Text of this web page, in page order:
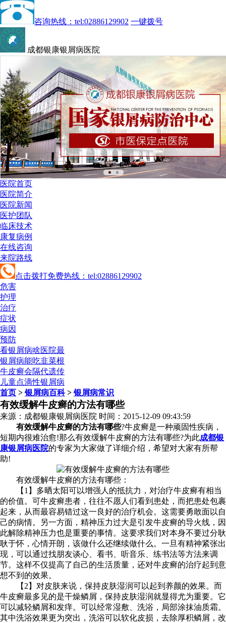
咨询热线：tel:02886129902 一键拨号
成都银康银屑病医院
医院首页
医院简介
医院新闻
医护团队
临床技术
康复病例
在线咨询
来院路线
点击拨打免费热线：tel:02886129902
危害
护理
治疗
症状
病因
预防
看银屑病啥医院最
银屑病能吃韭菜根
牛皮癣会隔代遗传
儿童点滴性银屑病
首页 >银屑病百科>银屑病常识
有效缓解牛皮癣的方法有哪些
来源：成都银康银屑病医院 时间：2015-12-09 09:43:59
有效缓解牛皮癣的方法有哪些?牛皮癣是一种顽固性疾病，
短期内很难治愈!那么有效缓解牛皮癣的方法有哪些?为此成都银
康银屑病医院的专家为大家做了详细介绍，希望对大家有所帮
助!
有效缓解牛皮癣的方法有哪些：
【1】多晒太阳可以增强人的抵抗力，对治疗牛皮癣有相当
的价值。可牛皮癣患者，往往不愿人们看到患处，而把患处包裹
起来，从而最容易错过这一良好的治疗机会。这需要勇敢面以自
己的病情。另一方面，精神压力过大是引发牛皮癣的导火线，因
此解除精神压力也是重要的事情。这要求我们对本身不要过分耿
耿于怀，心情开朗，该做什么还继续做什么。一旦有精神紧张出
现，可以通过找朋友谈心、看书、听音乐、练书法等方法来调
节。这样不仅提高了自己的生活质量，还对牛皮癣的治疗起到意
想不到的效果。
【2】对皮肤来说，保持皮肤湿润可以起到养颜的效果。而
牛皮癣最多见的是干燥鳞屑，保持皮肤湿润就显得尤为重要。它
可以减轻鳞屑和发痒。可以经常湿敷、洗浴，局部涂抹油质霜。
其中洗浴效果更为突出，洗浴可以软化皮损，去除厚积鳞屑，改